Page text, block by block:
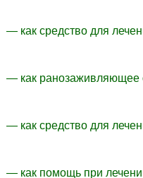
— как средство для
— как ранозаживляющее
— как средство для
— как помощь при